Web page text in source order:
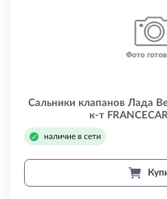
Сальники клапанов Лада
к-т
наличие в сети